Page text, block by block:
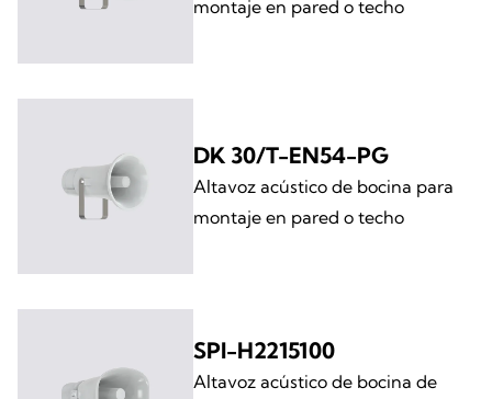
montaje en pared o techo
DK 30/T-EN54-PG
Altavoz acústico de bocina para
montaje en pared o techo
SPI-H2215100
Altavoz acústico de bocina de